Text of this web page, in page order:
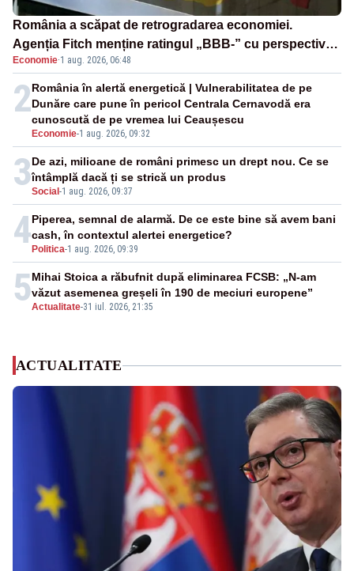
România a scăpat de retrogradarea economiei.
Agenția Fitch menține ratingul „BBB-” cu perspectivă
negativă
Economie·1 aug. 2026, 06:48
2
Economie-1 aug. 2026, 09:32
România în alertă energetică | Vulnerabilitatea de pe
Dunăre care pune în pericol Centrala Cernavodă era
cunoscută de pe vremea lui Ceaușescu
3Social -1 aug. 2026, 09:37
De azi, milioane de români primesc un drept nou. Ce se
întâmplă dacă ți se strică un produs
4 Politica-1 aug. 2026, 09:39
Piperea, semnal de alarmă. De ce este bine să avem bani
cash, în contextul alertei energetice?
5Actualitate-31 iul. 2026, 21:35
Mihai Stoica a răbufnit după eliminarea FCSB: „N-am
văzut asemenea greșeli în 190 de meciuri europene”
ACTUALITATE